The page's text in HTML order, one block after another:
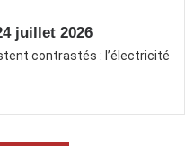
juillet 2026
contrastés : l’électricité